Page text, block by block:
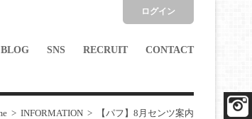
BLOG SNS RECRUIT CONTACT
ログイン
> INFORMATION > 【パフ】8月センツ案内